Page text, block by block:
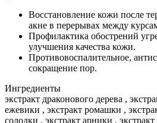
Восстановление кожи после
акне в перерывах между
Профилактика обострений
улучшения качества кожи.
Противовоспалительное,
сокращение пор.
Ингредиенты
экстракт драконового дерева ,
ежевики , экстракт ромашки ,
солодки , экстракт арники ,